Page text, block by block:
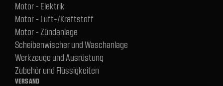
Motor - Elektrik
Motor - Luft-/Kraftstoff
Motor - Zündanlage
Scheibenwischer und Waschanlage
Werkzeuge und Ausrüstung
Zubehör und Flüssigkeiten
VERSAND